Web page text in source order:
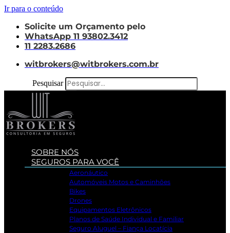
Ir para o conteúdo
Solicite um Orçamento pelo
WhatsApp 11 93802.3412
11 2283.2686
witbrokers@witbrokers.com.br
Pesquisar
SOBRE NÓS
SEGUROS PARA VOCÊ
Aeronáutico
Automóveis Motos e Caminhões
Bikes
Drones
Equipamentos Eletrônicos
Planos de Saúde Individual e Familiar
Seguro Aluguel – Fiança Locatícia